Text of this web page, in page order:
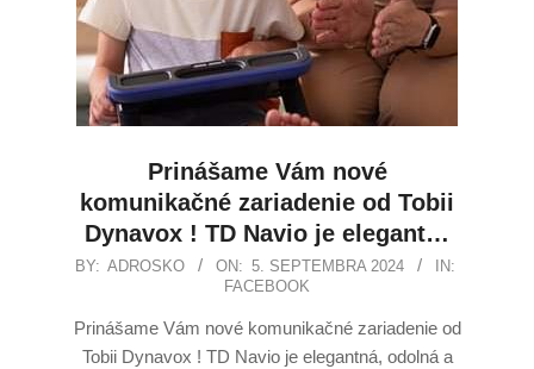
Prinášame Vám nové
komunikačné zariadenie od Tobii
Dynavox ! TD Navio je elegant…
BY: ADROSKO ON: 5. SEPTEMBRA 2024
IN:
FACEBOOK
Prinášame Vám nové komunikačné zariadenie od
Tobii Dynavox ! TD Navio je elegantná, odolná a